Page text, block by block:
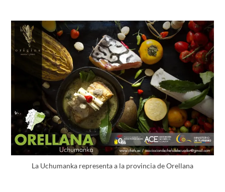
La Uchumanka representa a la provincia de Orellana